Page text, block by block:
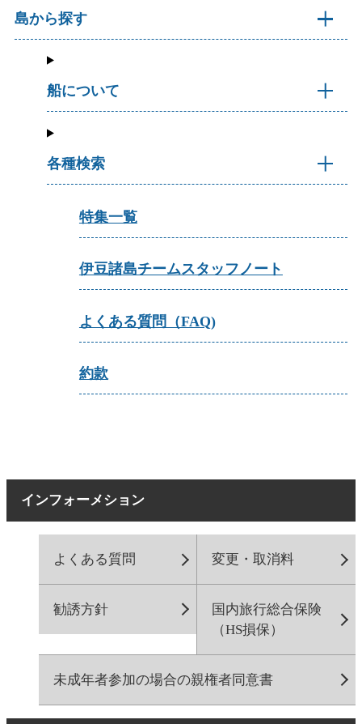
島から探す
船について
各種検索
特集一覧
伊豆諸島チームスタッフノート
よくある質問（FAQ)
約款
インフォーメション
よくある質問 変更・取消料
勧誘方針
国内旅行総合保険
（HS損保）
未成年者参加の場合の親権者同意書